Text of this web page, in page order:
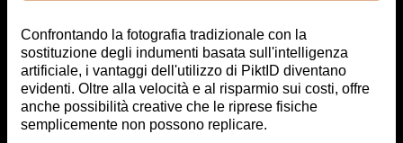
Confrontando la fotografia tradizionale con la
sostituzione degli indumenti basata sull'intelligenza
artificiale, i vantaggi dell'utilizzo di PiktID diventano
evidenti. Oltre alla velocità e al risparmio sui costi, offre
anche possibilità creative che le riprese fisiche
semplicemente non possono replicare.